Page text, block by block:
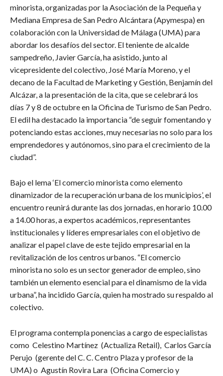
minorista, organizadas por la Asociación de la Pequeña y
Mediana Empresa de San Pedro Alcántara (Apymespa) en
colaboración con la Universidad de Málaga (UMA) para
abordar los desafíos del sector. El teniente de alcalde
sampedreño, Javier García, ha asistido, junto al
vicepresidente del colectivo, José María Moreno, y el
decano de la Facultad de Marketing y Gestión, Benjamín del
Alcázar, a la presentación de la cita, que se celebrará los
días 7 y 8 de octubre en la Oficina de Turismo de San Pedro.
El edil ha destacado la importancia “de seguir fomentando y
potenciando estas acciones, muy necesarias no solo para los
emprendedores y autónomos, sino para el crecimiento de la
ciudad”.
Bajo el lema ‘El comercio minorista como elemento
dinamizador de la recuperación urbana de los municipios’, el
encuentro reunirá durante las dos jornadas, en horario 10.00
a 14.00 horas, a expertos académicos, representantes
institucionales y líderes empresariales con el objetivo de
analizar el papel clave de este tejido empresarial en la
revitalización de los centros urbanos. “El comercio
minorista no solo es un sector generador de empleo, sino
también un elemento esencial para el dinamismo de la vida
urbana”, ha incidido García, quien ha mostrado su respaldo al
colectivo.
El programa contempla ponencias a cargo de especialistas
como Celestino Martínez (Actualiza Retail), Carlos García
Perujo (gerente del C. C. Centro Plaza y profesor de la
UMA) o Agustín Rovira Lara (Oficina Comercio y